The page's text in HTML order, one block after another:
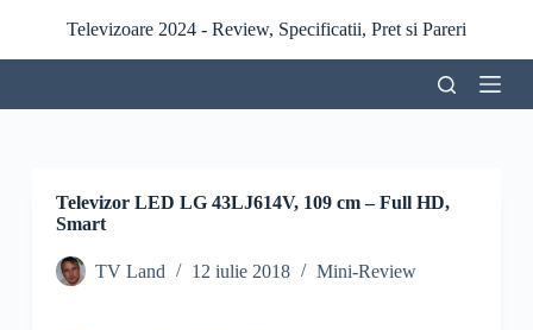
r
l
Televizoare 2024 - Review, Specificatii, Pret si Pareri
Televizor LED LG 43LJ614V, 109 cm – Full HD,
Smart
TV Land 12 iulie 2018 Mini-Review